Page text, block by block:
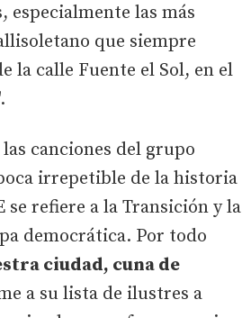
especialmente las más
que siempre
la calle Fuente el Sol, en el
canciones del grupo
irrepetible de la historia
se refiere a la Transición y la
democrática. Por todo
ciudad, cuna de
a su lista de ilustres a